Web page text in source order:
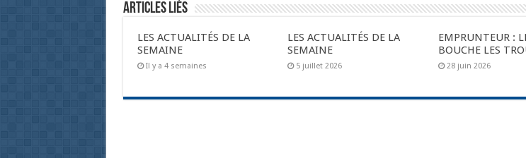
Articles liés
LES ACTUALITÉS DE LA
SEMAINE
Il y a 4 semaines
LES ACTUALITÉS DE LA
SEMAINE
5 juillet 2026
EMPRUNTEUR :
BOUCHE LES
28 juin 2026